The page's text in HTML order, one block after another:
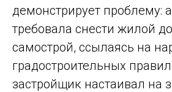
демонстрирует проблему:
требовала снести жилой
самострой, ссылаясь на
градостроительных
застройщик настаивал на